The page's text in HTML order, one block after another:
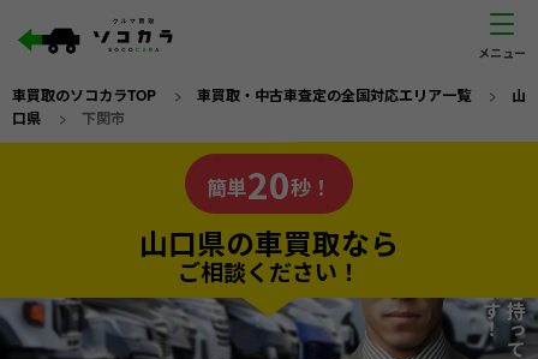
車買取のソコカラTOP > 車買取・中古車査定の全国対応エリア一覧> 山
口県 > 下関市
の車買取なら
ソコカラの 私たちが責任を持って
査定いたします！
簡単20秒！
山口県の車買取なら
ご相談ください！